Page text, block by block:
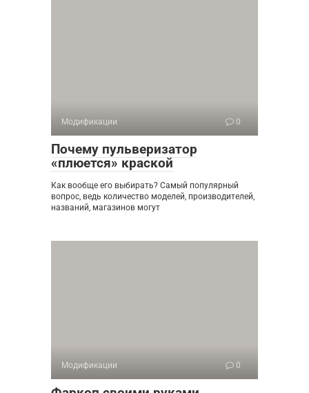
Модификации 0
Почему пульверизатор
«плюется» краской
Как вообще его выбирать? Самый популярный
вопрос, ведь количество моделей, производителей,
названий, магазинов могут
Модификации 0